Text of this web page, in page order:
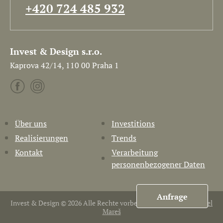
+420 724 485 932
Invest & Design s.r.o.
Kaprova 42/14, 110 00 Praha 1
Über uns
Investitions
Realisierungen
Trends
Kontakt
Verarbeitung
personenbezogener Daten
Invest & Design © 2026 Alle Rechte vorbehalten. Erstellt von
Pavel
Mareš
Anfrage